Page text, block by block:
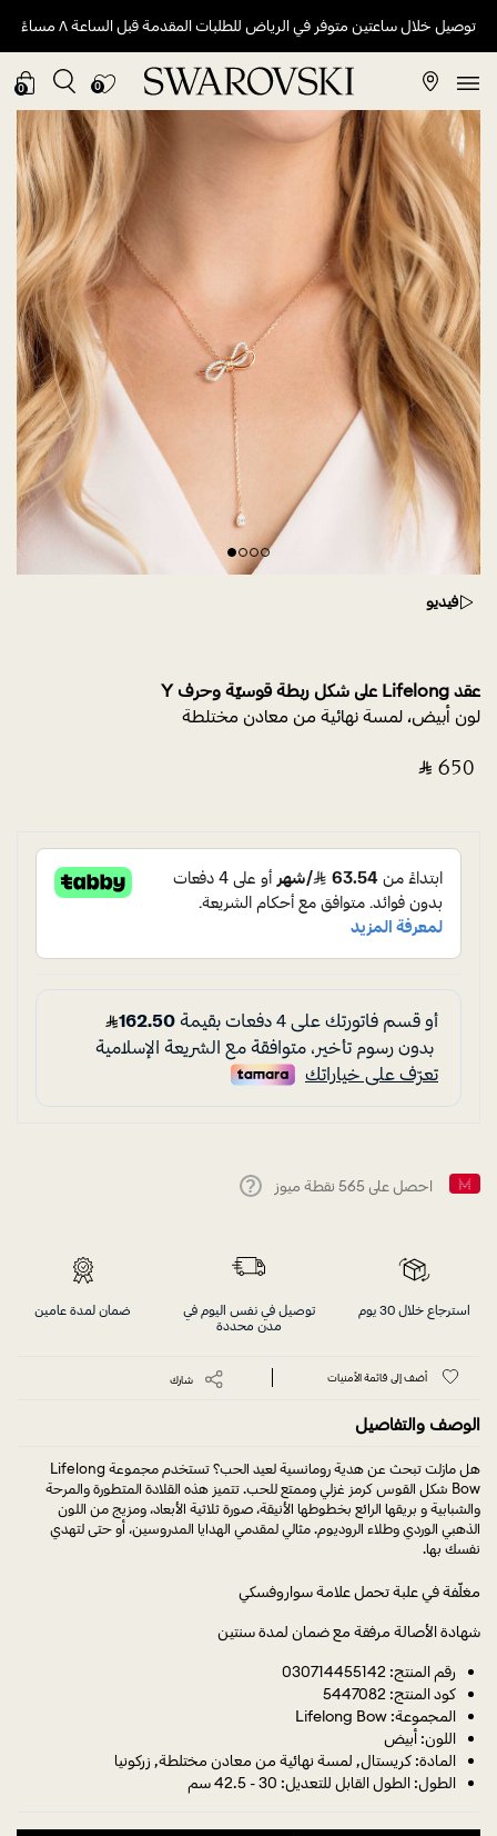
توصيل خلال ساعتين متوفر في الرياض للطلبات المقدمة قبل الساعة ٨ مساءً
0
0
فيديو
عقد Lifelong على شكل ربطة قوسيّة وحرف Y
لون أبيض، لمسة نهائية من معادن مختلطة
‎ ⃁ ⁦650⁩ ‎
احصل على 565 نقطة ميوز
استرجاع خلال 30 يوم
توصيل في نفس اليوم في
مدن محددة
ضمان لمدة عامين
أضف إلى قائمة الأمنيات شارك
الوصف والتفاصيل
هل مازلت تبحث عن هدية رومانسية لعيد الحب؟ تستخدم مجموعة Lifelong
Bow شكل القوس كرمز غزلي وممتع للحب. تتميز هذه القلادة المتطورة والمرحة
والشبابية و بريقها الرائع بخطوطها الأنيقة، صورة ثلاثية الأبعاد، ومزيج من اللون
الذهبي الوردي وطلاء الروديوم. مثالي لمقدمي الهدايا المدروسين، أو حتى لتهدي
نفسك بها.
مغلّفة في علبة تحمل علامة سواروفسكي
شهادة الأصالة مرفقة مع ضمان لمدة سنتين
رقم المنتج: 030714455142
كود المنتج: 5447082
المجموعة: Lifelong Bow
اللون: أبيض
المادة: كريستال, لمسة نهائية من معادن مختلطة, زركونيا
الطول: الطول القابل للتعديل: 30 - 42.5 سم